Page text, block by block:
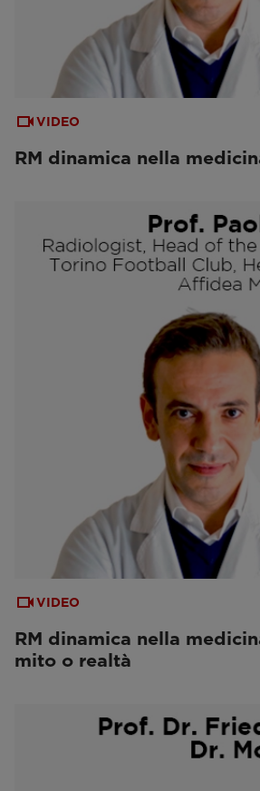
VIDEO
RM dinamica nella
VIDEO
RM dinamica nella
mito o realtà